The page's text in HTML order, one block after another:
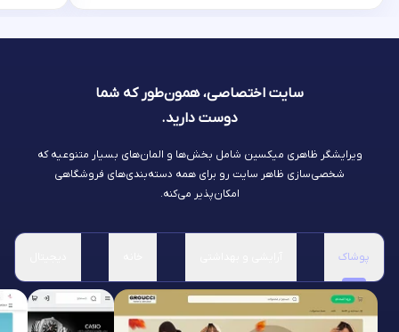
سایت اختصاصی، همون‌طور که شما
دوست دارید.
ویرایشگر ظاهری میکسین شامل بخش‌ها و المان‌های بسیار متنوعیه که
شخصی‌سازی ظاهر سایت رو برای همه دسته‌بندی‌های فروشگاهی
امکان‌پذیر می‌کنه.
پوشاک